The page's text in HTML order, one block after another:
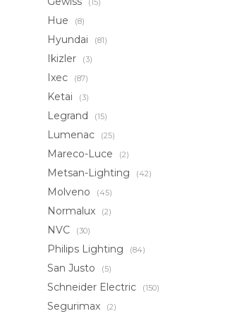
(15)
Hue (8)
Hyundai (81)
Ikizler (3)
Ixec (87)
Ketai (3)
Legrand (15)
Lumenac (25)
Mareco-Luce (2)
Metsan-Lighting (42)
Molveno (45)
Normalux (2)
NVC (30)
Philips Lighting (84)
San Justo (5)
Schneider Electric (150)
Segurimax (2)